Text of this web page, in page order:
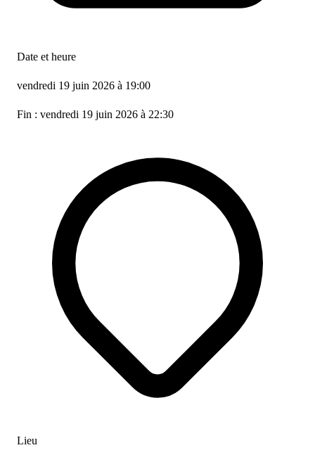
Date et heure
vendredi 19 juin 2026 à 19:00
Fin : vendredi 19 juin 2026 à 22:30
Lieu